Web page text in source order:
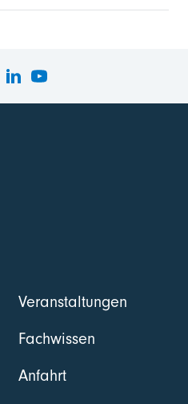
Veranstaltungen
Fachwissen
Anfahrt